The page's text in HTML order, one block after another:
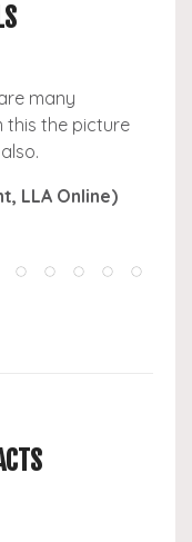
many
this the picture
LLA Online)